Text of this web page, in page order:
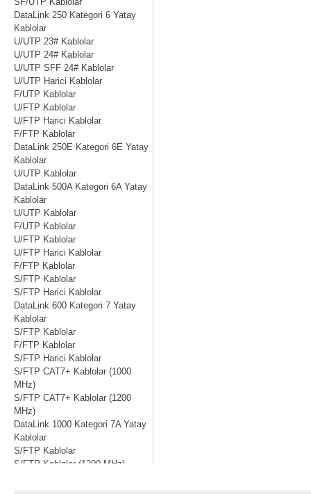
DataLink 250 Kategori 6 Yatay
Kablolar
U/UTP 23# Kablolar
U/UTP 24# Kablolar
U/UTP SFF 24# Kablolar
U/UTP Harici Kablolar
F/UTP Kablolar
U/FTP Kablolar
U/FTP Harici Kablolar
F/FTP Kablolar
DataLink 250E Kategori 6E Yatay
Kablolar
U/UTP Kablolar
DataLink 500A Kategori 6A Yatay
Kablolar
U/UTP Kablolar
F/UTP Kablolar
U/FTP Kablolar
U/FTP Harici Kablolar
F/FTP Kablolar
S/FTP Kablolar
S/FTP Harici Kablolar
DataLink 600 Kategori 7 Yatay
Kablolar
S/FTP Kablolar
F/FTP Kablolar
S/FTP Harici Kablolar
S/FTP CAT7+ Kablolar (1000
MHz)
S/FTP CAT7+ Kablolar (1200
MHz)
DataLink 1000 Kategori 7A Yatay
Kablolar
S/FTP Kablolar
S/FTP Kablolar (1200 MHz)